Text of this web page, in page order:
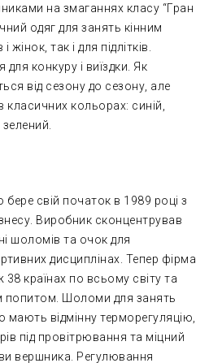
на змаганнях класу “Гран
одяг для занять кінним
так і для підлітків.
конкуру і виїздки. Як
від сезону до сезону, але
кольорах: синій,
свій початок в 1989 році з
Виробник сконцентрував
шоломів та очок для
дисциплінах. Тепер фірма
38 країнах по всьому світу та
попитом. Шоломи для занять
мають відмінну терморегуляцію,
під провітрювання та міцний
вершника. Регулювання